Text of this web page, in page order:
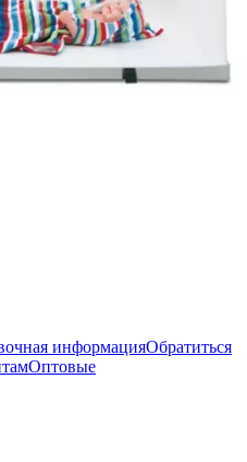
информацияОбратиться
Оптовые